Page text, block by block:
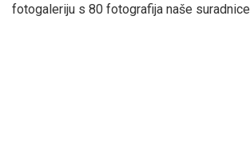
fotogaleriju s 80 fotografija naše